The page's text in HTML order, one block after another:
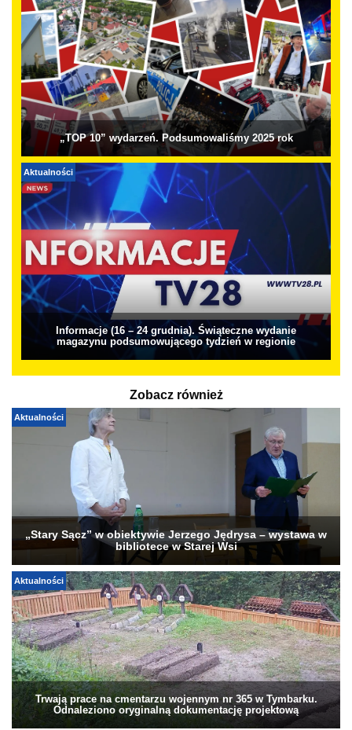
„TOP 10” wydarzeń. Podsumowaliśmy 2025 rok
Aktualności
Informacje (16 – 24 grudnia). Świąteczne wydanie
magazynu podsumowującego tydzień w regionie
Zobacz również
Aktualności
„Stary Sącz” w obiektywie Jerzego Jędrysa – wystawa w
bibliotece w Starej Wsi
Aktualności
Trwają prace na cmentarzu wojennym nr 365 w Tymbarku.
Odnaleziono oryginalną dokumentację projektową